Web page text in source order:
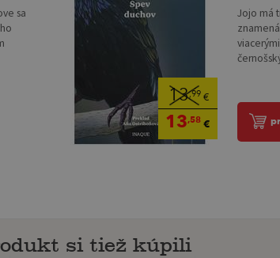
sa
13,99 €
13,58€
Jojo má
si tiež kúpili